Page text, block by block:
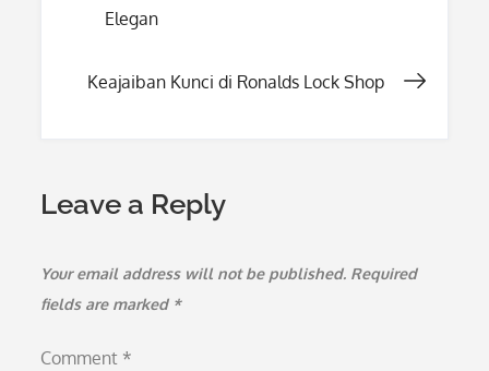
navigation
Elegan
Keajaiban Kunci di Ronalds Lock Shop
Leave a Reply
Your email address will not be published. Required
fields are marked *
Comment *